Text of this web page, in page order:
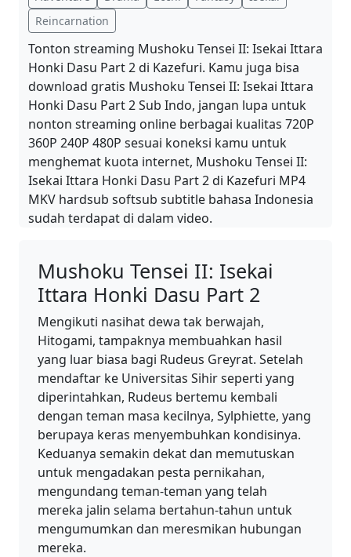
Reincarnation
Tonton streaming Mushoku Tensei II: Isekai Ittara
Honki Dasu Part 2 di Kazefuri. Kamu juga bisa
download gratis Mushoku Tensei II: Isekai Ittara
Honki Dasu Part 2 Sub Indo, jangan lupa untuk
nonton streaming online berbagai kualitas 720P
360P 240P 480P sesuai koneksi kamu untuk
menghemat kuota internet, Mushoku Tensei II:
Isekai Ittara Honki Dasu Part 2 di Kazefuri MP4
MKV hardsub softsub subtitle bahasa Indonesia
sudah terdapat di dalam video.
Mushoku Tensei II: Isekai
Ittara Honki Dasu Part 2
Mengikuti nasihat dewa tak berwajah,
Hitogami, tampaknya membuahkan hasil
yang luar biasa bagi Rudeus Greyrat. Setelah
mendaftar ke Universitas Sihir seperti yang
diperintahkan, Rudeus bertemu kembali
dengan teman masa kecilnya, Sylphiette, yang
berupaya keras menyembuhkan kondisinya.
Keduanya semakin dekat dan memutuskan
untuk mengadakan pesta pernikahan,
mengundang teman-teman yang telah
mereka jalin selama bertahun-tahun untuk
mengumumkan dan meresmikan hubungan
mereka.